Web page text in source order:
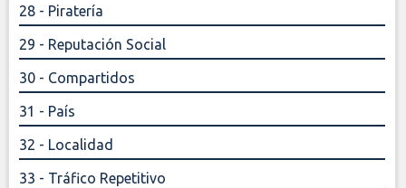
28 - Piratería
29 - Reputación Social
30 - Compartidos
31 - País
32 - Localidad
33 - Tráfico Repetitivo